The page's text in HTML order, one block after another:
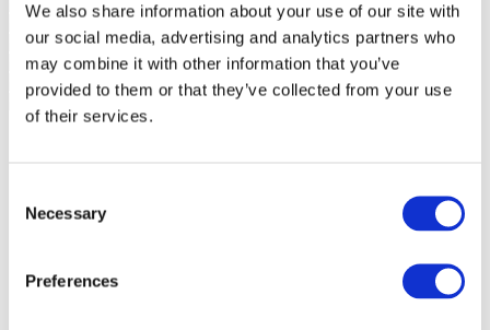
We also share information about your use of our site with
our social media, advertising and analytics partners who
may combine it with other information that you’ve
provided to them or that they’ve collected from your use
of their services.
Selection
Necessary
Preferences